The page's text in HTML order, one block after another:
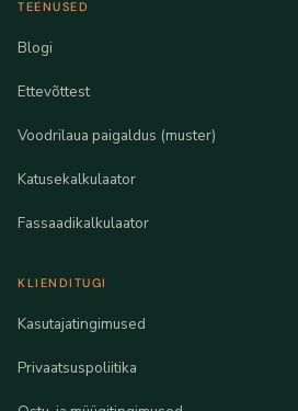
TEENUSED
Blogi
Ettevõttest
Voodrilaua paigaldus (muster)
Katusekalkulaator
Fassaadikalkulaator
KLIENDITUGI
Kasutajatingimused
Privaatsuspoliitika